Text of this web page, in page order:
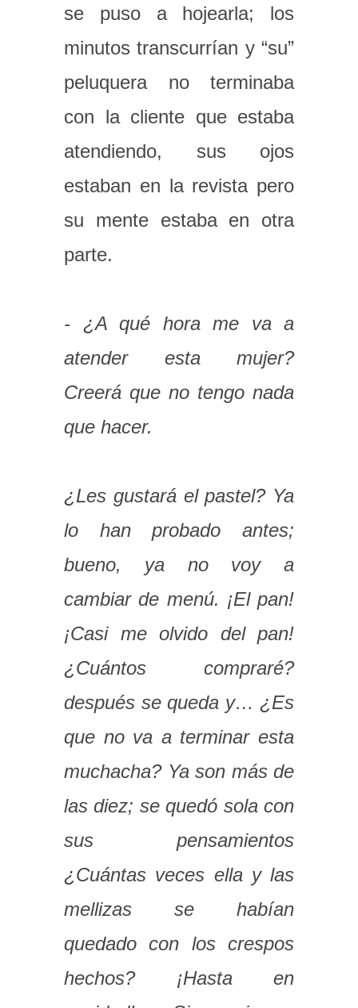
se puso a hojearla; los
minutos transcurrían y “su”
peluquera no terminaba
con la cliente que estaba
atendiendo, sus ojos
estaban en la revista pero
su mente estaba en otra
parte.
- ¿A qué hora me va a
atender esta mujer?
Creerá que no tengo nada
que hacer.
¿Les gustará el pastel? Ya
lo han probado antes;
bueno, ya no voy a
cambiar de menú. ¡El pan!
¡Casi me olvido del pan!
¿Cuántos compraré?
después se queda y… ¿Es
que no va a terminar esta
muchacha? Ya son más de
las diez; se quedó sola con
sus pensamientos
¿Cuántas veces ella y las
mellizas se habían
quedado con los crespos
hechos? ¡Hasta en